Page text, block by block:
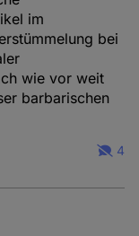
im
bei
wie vor weit
barbarischen
4